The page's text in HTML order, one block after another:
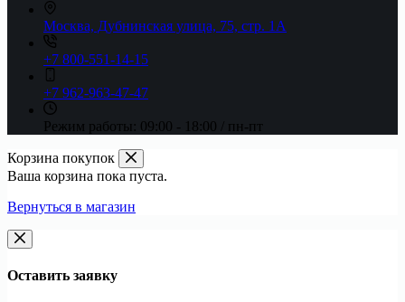
Москва, Дубнинская улица, 75, стр. 1А
+7 800-551-14-15
+7 962-963-47-47
Режим работы: 09:00 - 18:00 / пн-пт
Корзина покупок
Ваша корзина пока пуста.
Вернуться в магазин
Оставить заявку